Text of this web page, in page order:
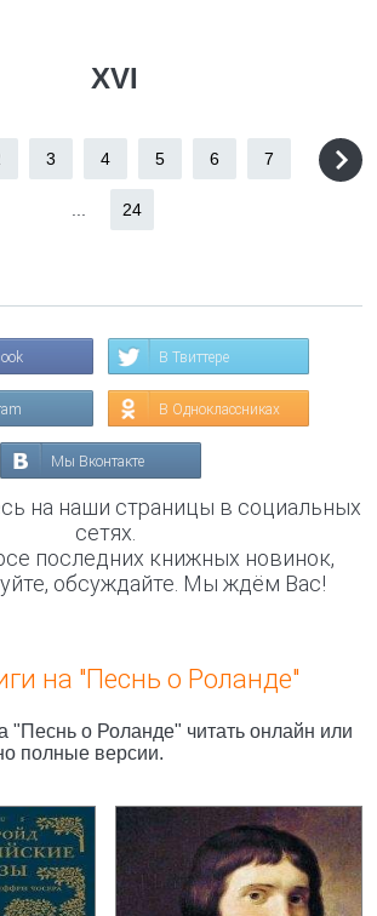
XVI
3 4 5 6 7
24
В Твиттере
В Одноклассниках
Мы Вконтакте
на наши страницы в социальных
сетях.
последних книжных новинок,
обсуждайте. Мы ждём Вас!
на "Песнь о Роланде"
"Песнь о Роланде" читать онлайн или
полные версии.